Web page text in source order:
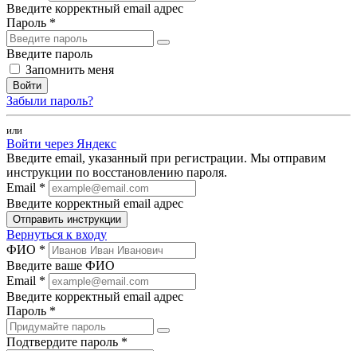
Введите корректный email адрес
Пароль *
Введите пароль
Запомнить меня
Войти
Забыли пароль?
или
Войти через Яндекс
Введите email, указанный при регистрации. Мы отправим
инструкции по восстановлению пароля.
Email *
Введите корректный email адрес
Отправить инструкции
Вернуться к входу
ФИО *
Введите ваше ФИО
Email *
Введите корректный email адрес
Пароль *
Подтвердите пароль *